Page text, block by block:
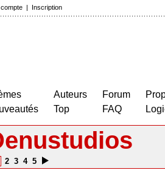
| Inscription
Auteurs
Top
Forum
FAQ
2 3 4 5